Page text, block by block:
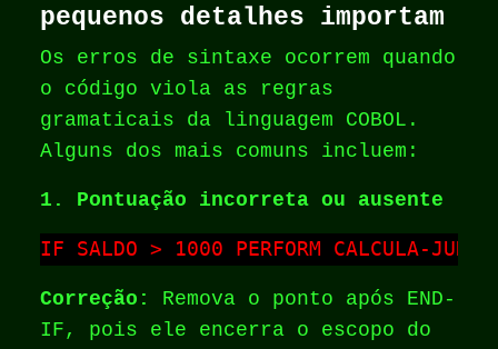
pequenos detalhes importam
Os erros de sintaxe ocorrem quando
o código viola as regras
gramaticais da linguagem COBOL.
Alguns dos mais comuns incluem:
1. Pontuação incorreta ou ausente
IF SALDO > 1000 PERFORM CALCULA-
Correção: Remova o ponto após END-
IF, pois ele encerra o escopo do